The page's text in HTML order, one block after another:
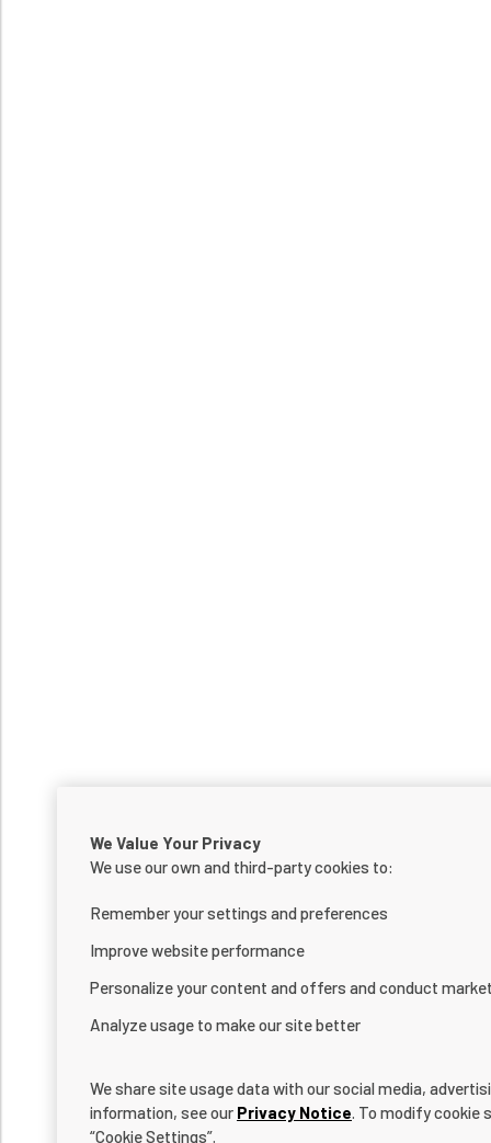
We Value Your Privacy
We use our own and third-party cookies to:
Remember your settings and preferences
Improve website performance
Personalize your content and offers and conduct
Analyze usage to make our site better
We share site usage data with our social media,
information, see our Privacy Notice. To modify cookie
“Cookie Settings”.